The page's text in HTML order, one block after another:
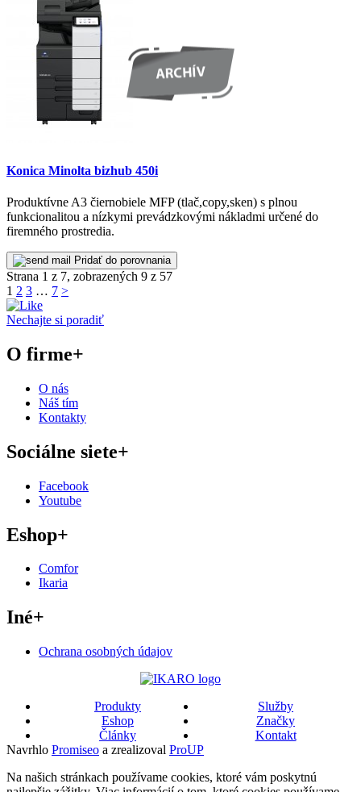
Konica Minolta bizhub 450i
Produktívne A3 čiernobiele MFP (tlač,copy,sken) s plnou
funkcionalitou a nízkymi prevádzkovými nákladmi určené do
firemného prostredia.
Pridať do porovnania
Strana 1 z 7, zobrazených 9 z 57
1 2 3 … 7 >
Nechajte si poradiť
O firme+
O nás
Náš tím
Kontakty
Sociálne siete+
Facebook
Youtube
Eshop+
Comfor
Ikaria
Iné+
Ochrana osobných údajov
Produkty
Služby
Eshop
Značky
Články
Kontakt
Navrhlo Promiseo a zrealizoval ProUP
Na našich stránkach používame cookies, ktoré vám poskytnú